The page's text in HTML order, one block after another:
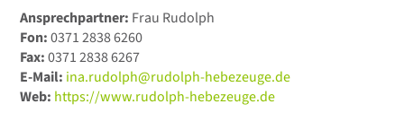
Ansprechpartner: Frau Rudolph
Fon:0371 2838 6260
Fax:0371 2838 6267
E-Mail: ina.rudolph@rudolph-hebezeuge.de
Web: https://www.rudolph-hebezeuge.de